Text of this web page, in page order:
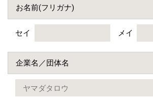
お名前(フリガナ)
セイ メイ
企業名／団体名